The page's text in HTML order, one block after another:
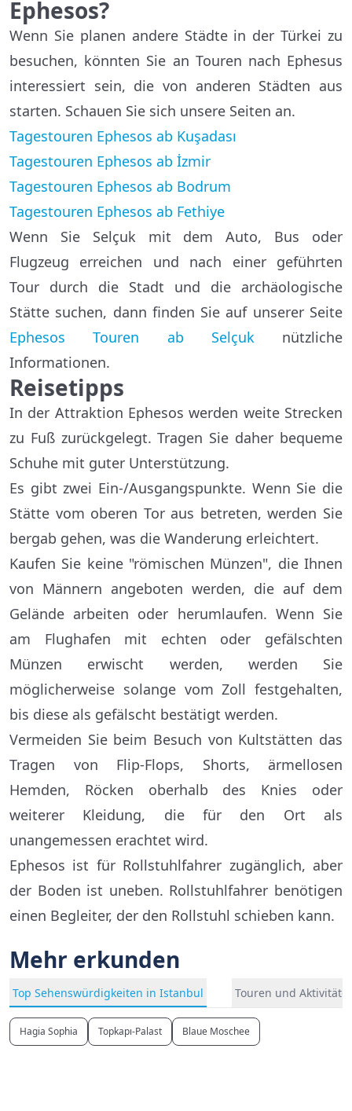
Ephesos?
Wenn Sie planen andere Städte in der Türkei zu
besuchen, könnten Sie an Touren nach Ephesus
interessiert sein, die von anderen Städten aus
starten. Schauen Sie sich unsere Seiten an.
Tagestouren Ephesos ab Kuşadası
Tagestouren Ephesos ab İzmir
Tagestouren Ephesos ab Bodrum
Tagestouren Ephesos ab Fethiye
Wenn Sie Selçuk mit dem Auto, Bus oder
Flugzeug erreichen und nach einer geführten
Tour durch die Stadt und die archäologische
Stätte suchen, dann finden Sie auf unserer Seite
Ephesos Touren ab Selçuknützliche
Informationen.
Reisetipps
In der Attraktion Ephesos werden weite Strecken
zu Fuß zurückgelegt. Tragen Sie daher bequeme
Schuhe mit guter Unterstützung.
Es gibt zwei Ein-/Ausgangspunkte. Wenn Sie die
Stätte vom oberen Tor aus betreten, werden Sie
bergab gehen, was die Wanderung erleichtert.
Kaufen Sie keine "römischen Münzen", die Ihnen
von Männern angeboten werden, die auf dem
Gelände arbeiten oder herumlaufen. Wenn Sie
am Flughafen mit echten oder gefälschten
Münzen erwischt werden, werden Sie
möglicherweise solange vom Zoll festgehalten,
bis diese als gefälscht bestätigt werden.
Vermeiden Sie beim Besuch von Kultstätten das
Tragen von Flip-Flops, Shorts, ärmellosen
Hemden, Röcken oberhalb des Knies oder
weiterer Kleidung, die für den Ort als
unangemessen erachtet wird.
Ephesos ist für Rollstuhlfahrer zugänglich, aber
der Boden ist uneben. Rollstuhlfahrer benötigen
einen Begleiter, der den Rollstuhl schieben kann.
Mehr erkunden
Top Sehenswürdigkeiten in Istanbul Touren und
Hagia Sophia Topkapı-Palast Blaue Moschee